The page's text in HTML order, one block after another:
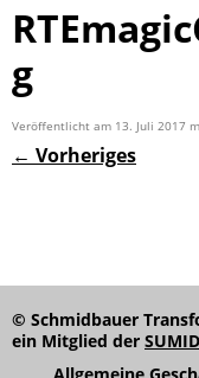
g
Veröffentlicht am 13. Juli 2017
← Vorheriges
© Schmidbauer
ein Mitglied der